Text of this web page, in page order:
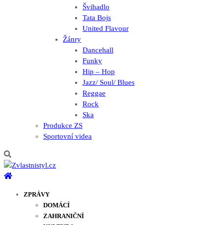
Švihadlo
Tata Bojs
United Flavour
Žánry
Dancehall
Funky
Hip – Hop
Jazz/ Soul/ Blues
Reggae
Rock
Ska
Produkce ZS
Sportovní videa
ZPRÁVY
DOMÁCÍ
ZAHRANIČNÍ